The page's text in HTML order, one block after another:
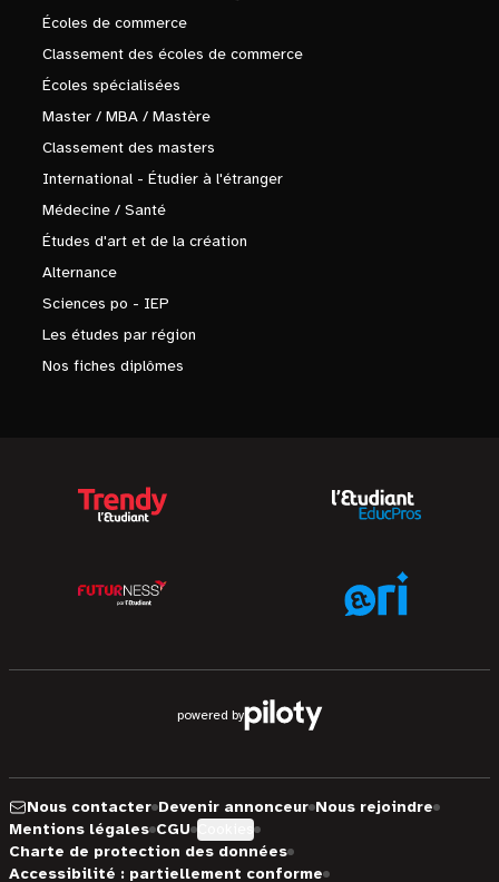
Écoles de commerce
Classement des écoles de commerce
Écoles spécialisées
Master / MBA / Mastère
Classement des masters
International - Étudier à l'étranger
Médecine / Santé
Études d'art et de la création
Alternance
Sciences po - IEP
Les études par région
Nos fiches diplômes
powered by
Nous contacter Devenir annonceur Nous rejoindre
Mentions légales CGU
Charte de protection des données
Accessibilité : partiellement conforme